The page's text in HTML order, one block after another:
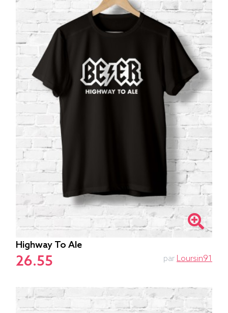
Highway To Ale
26.55 par Loursin91